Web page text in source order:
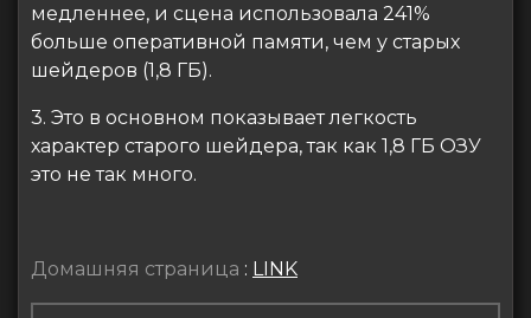
медленнее, и сцена использовала 241%
больше оперативной памяти, чем у старых
шейдеров (1,8 ГБ).
3. Это в основном показывает легкость
характер старого шейдера, так как 1,8 ГБ ОЗУ
это не так много.
Домашняя страница : LINK